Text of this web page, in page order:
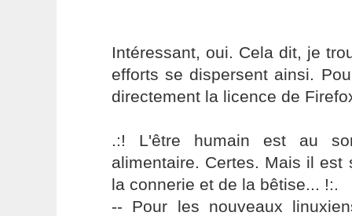
Intéressant, oui. Cela dit, je
efforts se dispersent ainsi.
directement la licence de
.:! L'être humain est au
alimentaire. Certes. Mais il est
la connerie et de la bêtise... !:.
-- Pour les nouveaux